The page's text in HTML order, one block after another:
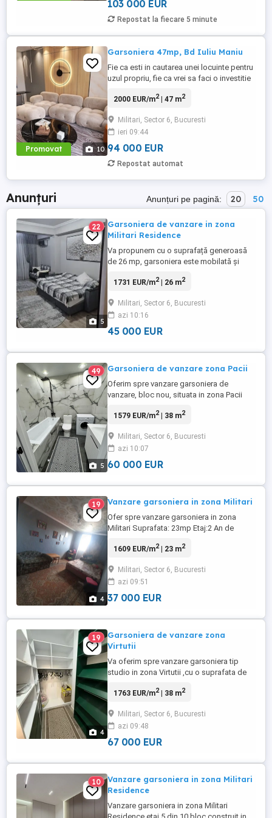
103 000 EUR
Repostat la fiecare 5 minute
Promovat 10
Garsoniera 47mp, Bd Iuliu Maniu
Fie ca esti in cautarea unei locuinte pentru
uzul propriu, fie ca vrei sa faci o investitie
camere ramane una dintre cele mai viabile
ansamblul rezidential EnVogue Residence
- Iuliu Maniu, din vestul Capitalei, iti punem
la dispozitie ...
2000 EUR/m2| 47 m2
Militari, Sector 6, Bucuresti
ieri 09:44
94 000 EUR
Repostat automat
Anunțuri Anunțuri pe pagină: 20 50
5
22
Garsoniera de vanzare in zona
Militari Residence
Va propunem cu o suprafață generoasă
de 26 mp, garsoniera este mobilată și
vă aduceți bagajele. Este situată la etajul 2
intimitate. o garsonieră spațioasă în
Militari Residence, situată pe strada
Rezervelor perfectă ...
1731 EUR/m2| 26 m2
Militari, Sector 6, Bucuresti
azi 10:16
45 000 EUR
5
49 Garsoniera de vanzare zona Pacii
Oferim spre vanzare garsoniera de
vanzare, bloc nou, situata in zona Pacii
mp, este complet nou utilata si mobilata.
1579 EUR/m2| 38 m2
Militari, Sector 6, Bucuresti
azi 10:07
60 000 EUR
4
19 Vanzare garsoniera in zona Militari
Ofer spre vanzare garsoniera in zona
Militari Suprafata: 23mp Etaj:2 An de
Lift:NU Distanta de metrou: 12 minute.
1609 EUR/m2| 23 m2
Militari, Sector 6, Bucuresti
azi 09:51
37 000 EUR
4
19
Garsoniera de vanzare zona
Virtutii
Va oferim spre vanzare garsoniera tip
studio in zona Virtutii ,cu o suprafata de
constructie 2010. A fost recent renovată,
doar cu bagajul personal. Ai tramvaiul 41
la 2 minute, Crângași și Lujerului la o
plimbare ...
1763 EUR/m2| 38 m2
Militari, Sector 6, Bucuresti
azi 09:48
67 000 EUR
10
Vanzare garsoniera in zona Militari
Residence
Vanzare garsoniera in zona Militari